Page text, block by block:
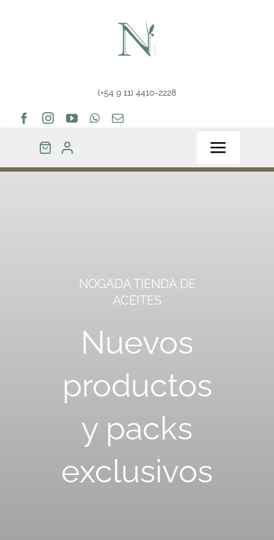
(+54 9 11) 4410-2228
Toggle
Empresa
Locales
Contacto
NOGADA TIENDA DE
ACEITES
Nuevos
productos
y packs
exclusivos